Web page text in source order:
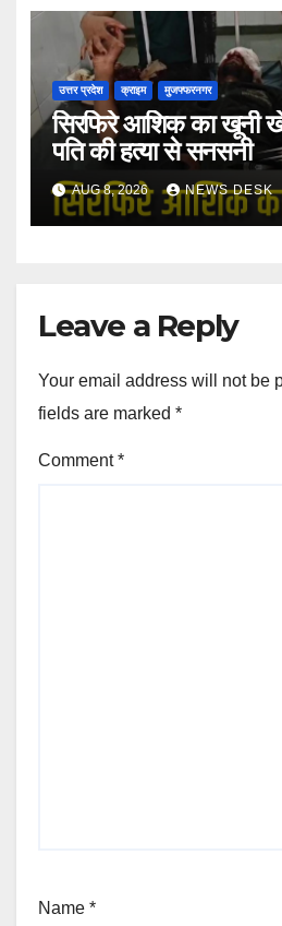
उत्तर प्रदेश क्राइम मुजफ्फरनगर
सिरफिरे आशिक का खूनी
पति की हत्या से सनसनी
AUG 8, 2026 NEWS DESK
Leave a Reply
Your email address will not be
fields are marked *
Comment*
Name *